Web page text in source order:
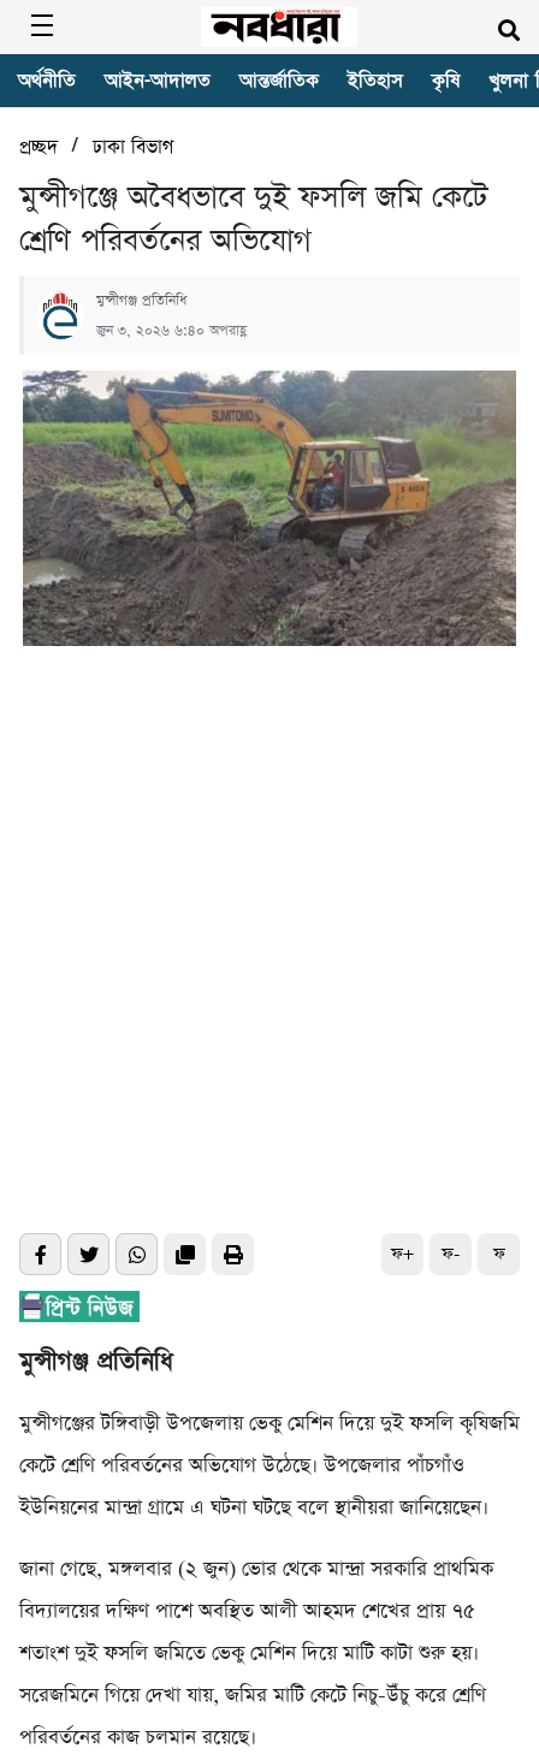
অর্থনীতি আইন-আদালত আন্তর্জাতিক ইতিহাস কৃষি খুলনা
প্রচ্ছদ/ঢাকা বিভাগ
মুন্সীগঞ্জে অবৈধভাবে দুই ফসলি জমি কেটে
শ্রেণি পরিবর্তনের অভিযোগ
মুন্সীগঞ্জ প্রতিনিধি
জুন ৩, ২০২৬ ৬:৪০ অপরাহ্ণ
ফ+ ফ- ফ
মুন্সীগঞ্জ প্রতিনিধি
মুন্সীগঞ্জের টঙ্গিবাড়ী উপজেলায় ভেকু মেশিন দিয়ে দুই ফসলি কৃষিজমি
কেটে শ্রেণি পরিবর্তনের অভিযোগ উঠেছে। উপজেলার পাঁচগাঁও
ইউনিয়নের মান্দ্রা গ্রামে এ ঘটনা ঘটছে বলে স্থানীয়রা জানিয়েছেন।
জানা গেছে, মঙ্গলবার (২ জুন) ভোর থেকে মান্দ্রা সরকারি প্রাথমিক
বিদ্যালয়ের দক্ষিণ পাশে অবস্থিত আলী আহমদ শেখের প্রায় ৭৫
শতাংশ দুই ফসলি জমিতে ভেকু মেশিন দিয়ে মাটি কাটা শুরু হয়।
সরেজমিনে গিয়ে দেখা যায়, জমির মাটি কেটে নিচু-উঁচু করে শ্রেণি
পরিবর্তনের কাজ চলমান রয়েছে।